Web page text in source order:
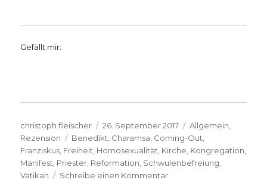
Gefällt mir:
Autor
christoph.fleischer
Veröffentlicht
am
26. September 2017 Kategorien
Allgemein,
Rezension
Schlagwörter
Benedikt, Charamsa, Coming-Out,
Franziskus, Freiheit, Homosexualität, Kirche, Kongregation,
Manifest, Priester, Reformation, Schwulenbefreiung,
Vatikan
Schreibe einen Kommentarzu